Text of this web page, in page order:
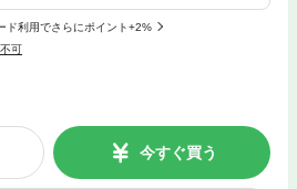
ド利用でさらにポイント+2%
可
今すぐ買う